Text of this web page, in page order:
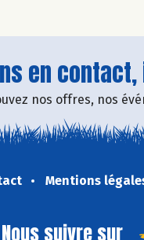
en
nos offres, nos
Mentions
Nous suivre sur